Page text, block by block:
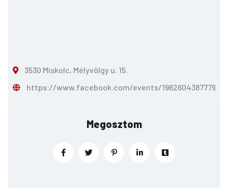
3530 Miskolc, Mélyvölgy u. 15.
https://www.facebook.com/events/
Megosztom